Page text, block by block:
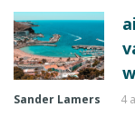
Sander Lamers 4